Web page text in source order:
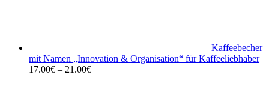
Kaffeebecher
mit Namen „Innovation & Organisation“ für Kaffeeliebhaber
17.00€ – 21.00€